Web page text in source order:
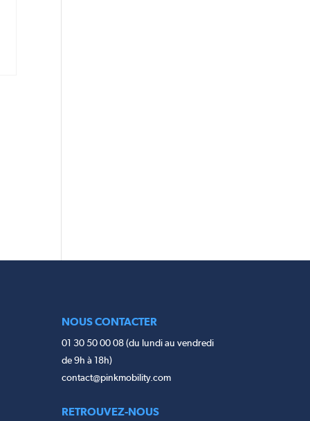
NOUS CONTACTER
01 30 50 00 08 (du lundi au vendredi
de 9h à 18h)
contact@pinkmobility.com
RETROUVEZ-NOUS